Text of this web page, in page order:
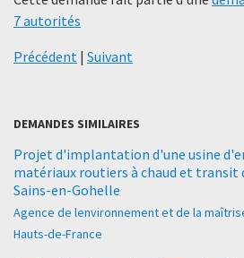
7 autorités
Précédent | Suivant
DEMANDES SIMILAIRES
Projet d'implantation d'une usine
matériaux routiers à chaud et transit
Sains-en-Gohelle
Agence de lenvironnement et de la
Hauts-de-France